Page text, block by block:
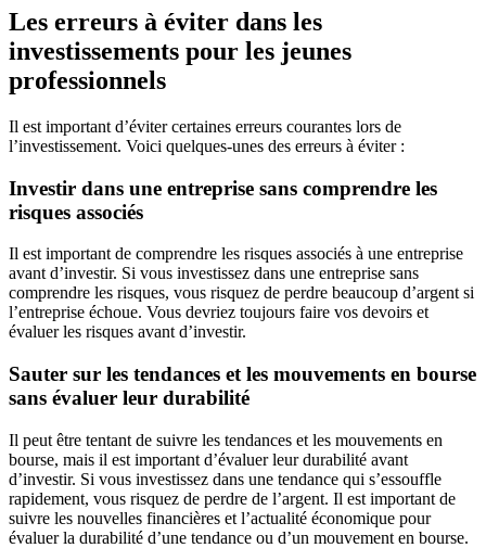
Les erreurs à éviter dans les
investissements pour les jeunes
professionnels
Il est important d’éviter certaines erreurs courantes lors de
l’investissement. Voici quelques-unes des erreurs à éviter :
Investir dans une entreprise sans comprendre les
risques associés
Il est important de comprendre les risques associés à une entreprise
avant d’investir. Si vous investissez dans une entreprise sans
comprendre les risques, vous risquez de perdre beaucoup d’argent si
l’entreprise échoue. Vous devriez toujours faire vos devoirs et
évaluer les risques avant d’investir.
Sauter sur les tendances et les mouvements en bourse
sans évaluer leur durabilité
Il peut être tentant de suivre les tendances et les mouvements en
bourse, mais il est important d’évaluer leur durabilité avant
d’investir. Si vous investissez dans une tendance qui s’essouffle
rapidement, vous risquez de perdre de l’argent. Il est important de
suivre les nouvelles financières et l’actualité économique pour
évaluer la durabilité d’une tendance ou d’un mouvement en bourse.